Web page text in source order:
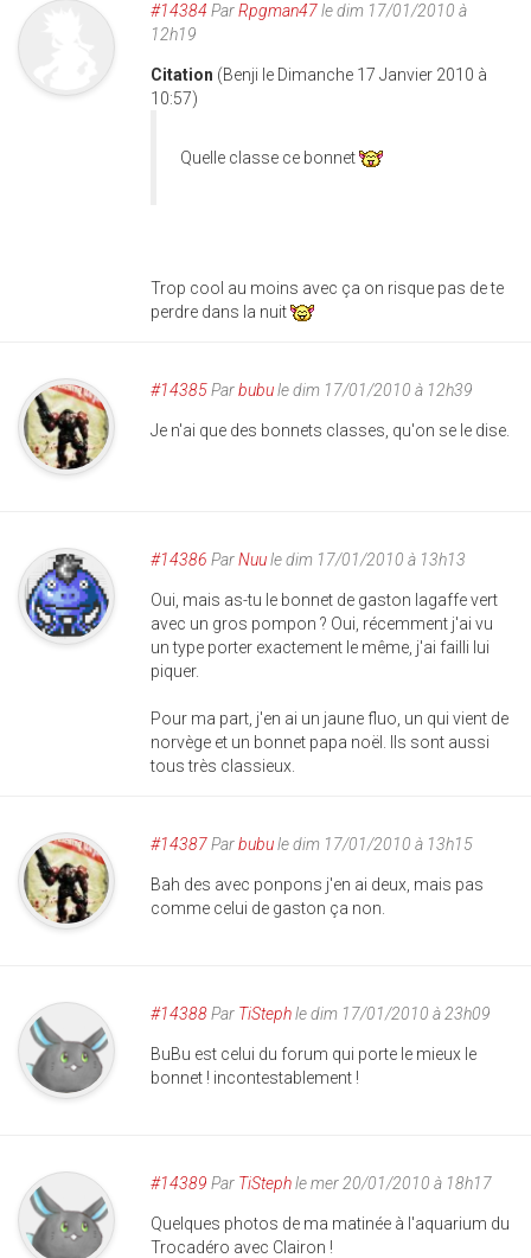
#14384 ParRpgman47le dim 17/01/2010 à
12h19
Citation (Benji le Dimanche 17 Janvier 2010 à
10:57)
Quelle classe ce bonnet
Trop cool au moins avec ça on risque pas de te
perdre dans la nuit
#14385Parbubule dim 17/01/2010 à 12h39
Je n'ai que des bonnets classes, qu'on se le dise.
#14386 ParNuule dim 17/01/2010 à 13h13
Oui, mais as-tu le bonnet de gaston lagaffe vert
avec un gros pompon ? Oui, récemment j'ai vu
un type porter exactement le même, j'ai failli lui
piquer.
Pour ma part, j'en ai un jaune fluo, un qui vient de
norvège et un bonnet papa noël. Ils sont aussi
tous très classieux.
#14387Parbubule dim 17/01/2010 à 13h15
Bah des avec ponpons j'en ai deux, mais pas
comme celui de gaston ça non.
#14388Par TiStephle dim 17/01/2010 à 23h09
BuBu est celui du forum qui porte le mieux le
bonnet ! incontestablement !
#14389 Par TiStephle mer 20/01/2010 à 18h17
Quelques photos de ma matinée à l'aquarium du
Trocadéro avec Clairon !